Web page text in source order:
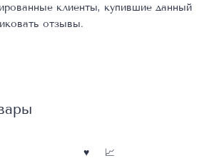
клиенты, купившие данный
отзывы.